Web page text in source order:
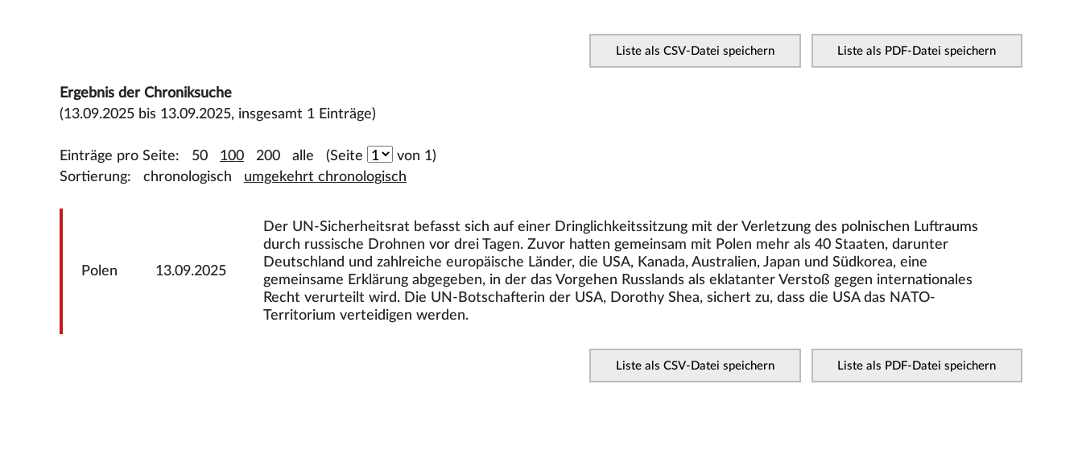
Liste als CSV-Datei speichern Liste als PDF-Datei speichern
Ergebnis der Chroniksuche
(13.09.2025 bis 13.09.2025, insgesamt 1 Einträge)
Einträge pro Seite: 50 100 200 alle (Seite
von 1)
Sortierung: chronologisch umgekehrt chronologisch
Polen 13.09.2025
Der UN-Sicherheitsrat befasst sich auf einer Dringlichkeitssitzung mit der Verletzung des polnischen Luftraums
durch russische Drohnen vor drei Tagen. Zuvor hatten gemeinsam mit Polen mehr als 40 Staaten, darunter
Deutschland und zahlreiche europäische Länder, die USA, Kanada, Australien, Japan und Südkorea, eine
gemeinsame Erklärung abgegeben, in der das Vorgehen Russlands als eklatanter Verstoß gegen internationales
Recht verurteilt wird. Die UN-Botschafterin der USA, Dorothy Shea, sichert zu, dass die USA das NATO-
Territorium verteidigen werden.
Liste als CSV-Datei speichern Liste als PDF-Datei speichern